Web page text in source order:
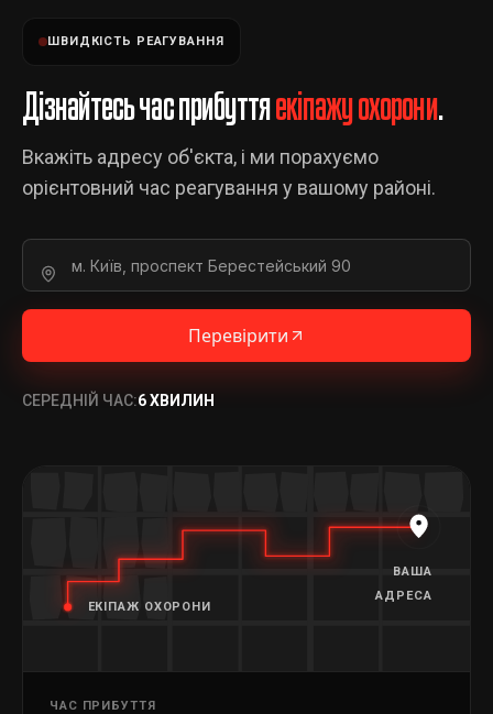
ШВИДКІСТЬ РЕАГУВАННЯ
Дізнайтесь час прибуттяекіпажу охорони.
Вкажіть адресу об'єкта, і ми порахуємо
орієнтовний час реагування у вашому районі.
Перевірити
СЕРЕДНІЙ ЧАС:6 ХВИЛИН
ЕКІПАЖ ОХОРОНИ
ВАША
АДРЕСА
ЧАС ПРИБУТТЯ